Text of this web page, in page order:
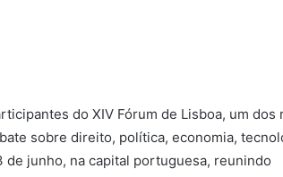
do XIV Fórum de Lisboa, um dos
sobre direito, política, economia,
de junho, na capital portuguesa, reunindo